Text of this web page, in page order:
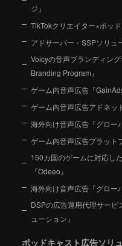
ジ』
TikTokクリエイター×ポッ
アドサーバー・SSPソリュ
Voicyの音声ブランディン
Branding Program』
ゲーム内音声広告『
ゲーム内音声広告アドネッ
海外向け音声広告『グロー
ゲーム内音声広告プラット
150カ国のゲームに対応し
『Odeeo』
海外向け音声広告『グロー
DSPの広告運用代理サービ
ューション』
ポッドキャスト広告ソリ